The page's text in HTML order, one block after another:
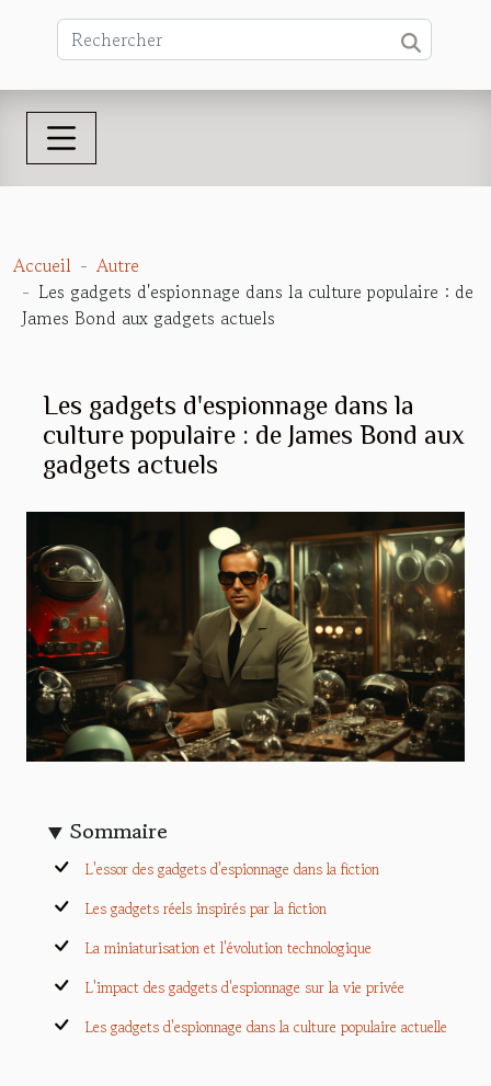
Accueil
Autre
Les gadgets d'espionnage dans la culture populaire : de
James Bond aux gadgets actuels
Les gadgets d'espionnage dans la
culture populaire : de James Bond aux
gadgets actuels
Sommaire
L'essor des gadgets d'espionnage dans la fiction
Les gadgets réels inspirés par la fiction
La miniaturisation et l'évolution technologique
L'impact des gadgets d'espionnage sur la vie privée
Les gadgets d'espionnage dans la culture populaire actuelle